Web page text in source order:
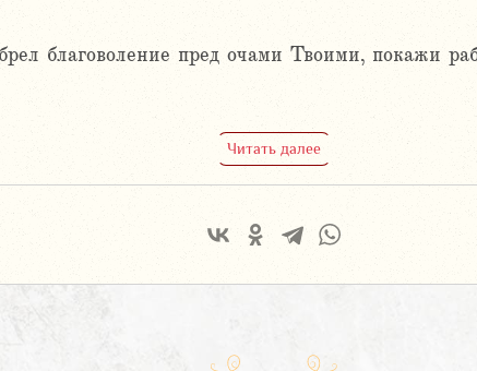
благоволение пред очами Твоими, покажи
Читать далее